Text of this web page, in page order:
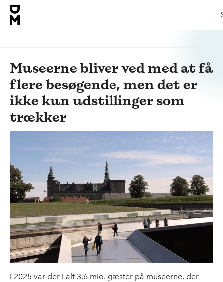
Museerne bliver ved med at få
flere besøgende, men det er
ikke kun udstillinger som
trækker
I 2025 var der i alt 3,6 mio. gæster på museerne, der